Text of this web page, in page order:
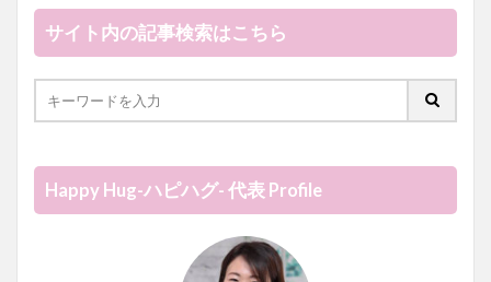
サイト内の記事検索はこちら
Happy Hug-ハピハグ- 代表 Profile